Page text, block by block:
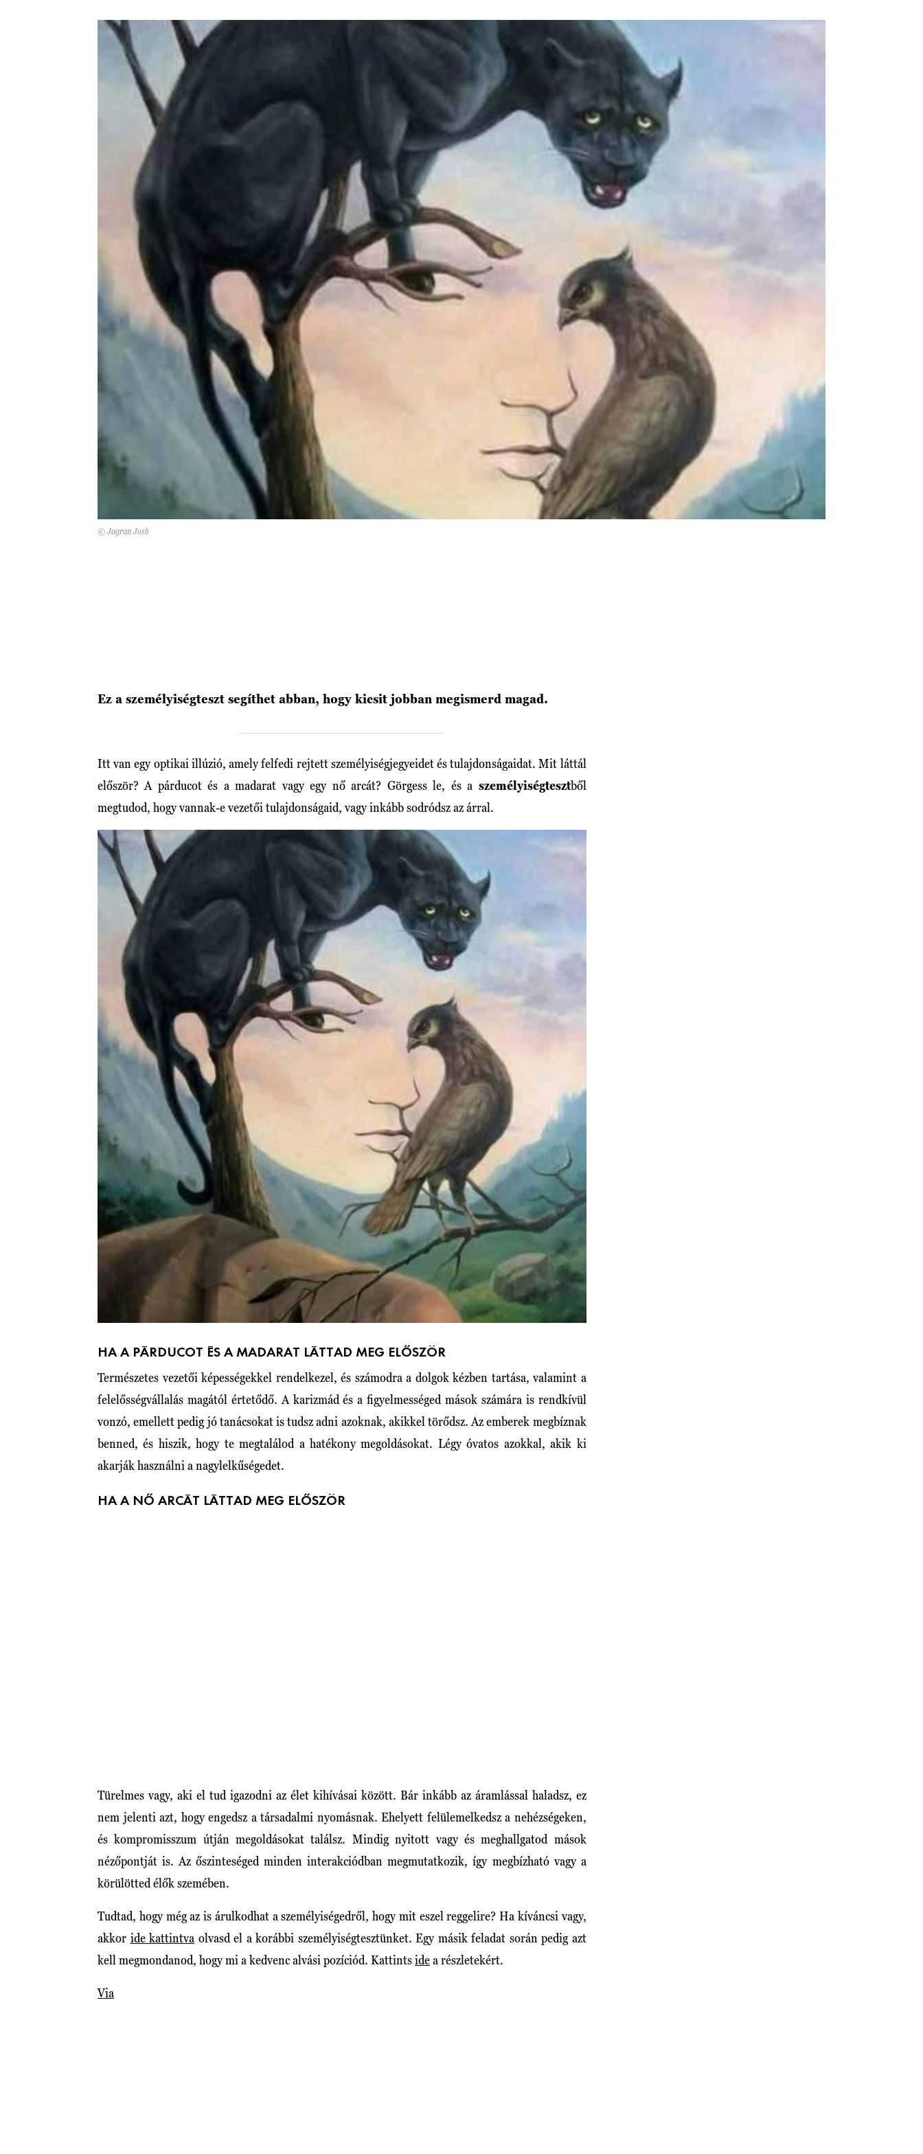
© Jagran Josh
Ez a személyiségteszt segíthet abban, hogy kicsit jobban megismerd magad.
Itt van egy optikai illúzió, amely felfedi rejtett személyiségjegyeidet és tulajdonságaidat. Mit láttál
először? A párducot és a madarat vagy egy nő arcát? Görgess le, és a személyiségtesztből
megtudod, hogy vannak-e vezetői tulajdonságaid, vagy inkább sodródsz az árral.
HA A PÁRDUCOT ÉS A MADARAT LÁTTAD MEG ELŐSZÖR
Természetes vezetői képességekkel rendelkezel, és számodra a dolgok kézben tartása, valamint a
felelősségvállalás magától értetődő. A karizmád és a figyelmességed mások számára is rendkívül
vonzó, emellett pedig jó tanácsokat is tudsz adni azoknak, akikkel törődsz. Az emberek megbíznak
benned, és hiszik, hogy te megtalálod a hatékony megoldásokat. Légy óvatos azokkal, akik ki
akarják használni a nagylelkűségedet.
HA A NŐ ARCÁT LÁTTAD MEG ELŐSZÖR
Türelmes vagy, aki el tud igazodni az élet kihívásai között. Bár inkább az áramlással haladsz, ez
nem jelenti azt, hogy engedsz a társadalmi nyomásnak. Ehelyett felülemelkedsz a nehézségeken,
és kompromisszum útján megoldásokat találsz. Mindig nyitott vagy és meghallgatod mások
nézőpontját is. Az őszinteséged minden interakciódban megmutatkozik, így megbízható vagy a
körülötted élők szemében.
Tudtad, hogy még az is árulkodhat a személyiségedről, hogy mit eszel reggelire? Ha kíváncsi vagy,
akkor ide kattintva olvasd el a korábbi személyiségtesztünket. Egy másik feladat során pedig azt
kell megmondanod, hogy mi a kedvenc alvási pozíciód. Kattintsidea részletekért.
Via